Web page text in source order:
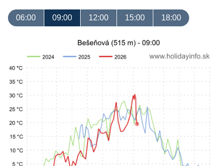
06:00 09:00 12:00 15:00 18:00